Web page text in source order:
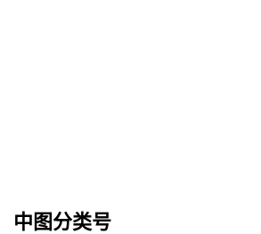
中图分类号